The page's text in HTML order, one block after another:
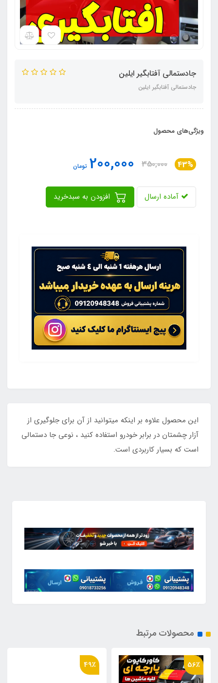
جادستمالی آفتابگیر ایلین
جادستمالی آفتابگیر ایلین
ویژگی‌های محصول
43%
350,000
200,000 تومان
آماده ارسال
این محصول علاوه بر اینکه میتوانید از آن برای جلوگیری از
آزار چشمتان در برابر خودرو استفاده کنید ، نوعی جا دستمالی
است که بسیار کاربردی است.
محصولات مرتبط
56٪ 49٪